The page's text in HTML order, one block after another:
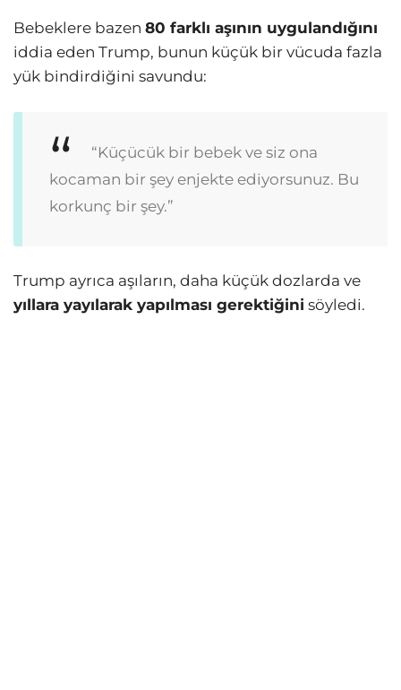
Bebeklere bazen 80 farklı aşının uygulandığını
iddia eden Trump, bunun küçük bir vücuda fazla
yük bindirdiğini savundu:
“Küçücük bir bebek ve siz ona
kocaman bir şey enjekte ediyorsunuz. Bu
korkunç bir şey.”
Trump ayrıca aşıların, daha küçük dozlarda ve
yıllara yayılarak yapılması gerektiğini söyledi.